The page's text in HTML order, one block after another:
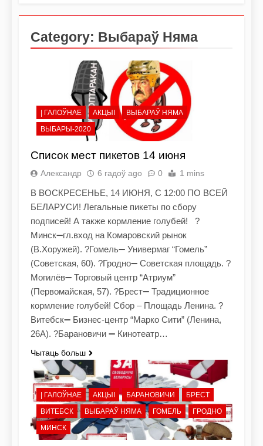
Category: Выбараў Няма
| ГАЛОЎНАЕ АКЦЫІ
ВЫБАРАЎ НЯМА
ВЫБАРЫ-2020
Список мест пикетов 14 июня
Александр 6 гадоў ago 0 1 mins
В ВОСКРЕСЕНЬЕ, 14 ИЮНЯ, С 12:00 ПО ВСЕЙ
БЕЛАРУСИ! Легальные пикеты по сбору
подписей! А также кормление голубей! ?
Минск➖гл.вход на Комаровский рынок
(В.Хоружей). ?Гомель➖ Универмаг “Гомель”
(Советская, 60). ?Гродно➖ Советская площадь. ?
Могилёв➖ Торговый центр “Атриум”
(Первомайская, 57). ?Брест➖ Традиционное
кормление голубей! Сбор – Площадь Ленина. ?
Витебск➖ Бизнес-центр “Марко Сити” (Ленина,
26А). ?Барановичи ➖ Кинотеатр…
Чытаць больш
| ГАЛОЎНАЕ АКЦЫІ БАРАНОВИЧИ
БРЕСТ
ВИТЕБСК
ВЫБАРАЎ НЯМА ГОМЕЛЬ
ГРОДНО
МИНСК